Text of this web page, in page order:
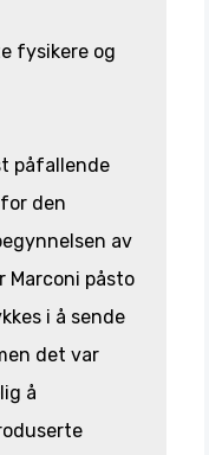
fysikere og
påfallende
den
av
Marconi påsto
i å sende
det var
å